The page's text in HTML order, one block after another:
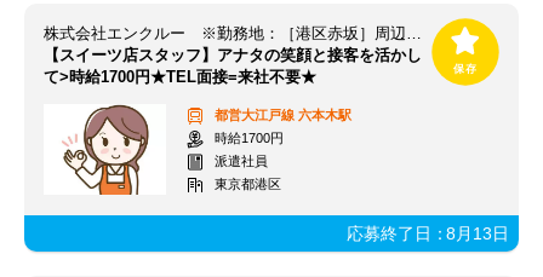
株式会社エンクルー ※勤務地：［港区赤坂］周辺 / 131_toky1226_01-0000
【スイーツ店スタッフ】アナタの笑顔と接客を活かし
て>時給1700円★TEL面接=来社不要★
都営大江戸線 六本木駅
時給1700円
派遣社員
東京都港区
応募終了日：8月13日